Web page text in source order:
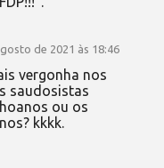
de 2021 às 18:46
vergonha nos
saudosistas
ou os
kkkk.